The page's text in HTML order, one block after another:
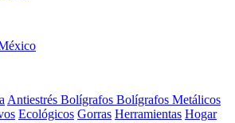
Antiestrés Bolígrafos Bolígrafos Metálicos
Ecológicos Gorras Herramientas Hogar